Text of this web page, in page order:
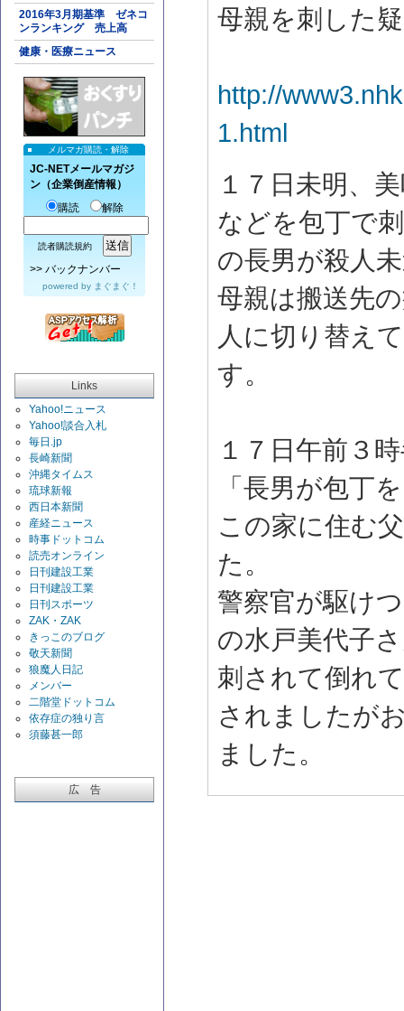
2016年3月期基準 ゼネコ
ンランキング 売上高
健康・医療ニュース
メルマガ購読・解除
JC-NETメールマガジ
ン（企業倒産情報）
購読
解除
読者購読規約
>> バックナンバー
powered by まぐまぐ！
Links
Yahoo!ニュース
Yahoo!談合入札
毎日.jp
長崎新聞
沖縄タイムス
琉球新報
西日本新聞
産経ニュース
時事ドットコム
読売オンライン
日刊建設工業
日刊建設工業
日刊スポーツ
ZAK・ZAK
きっこのブログ
敬天新聞
狼魔人日記
メンバー
二階堂ドットコム
依存症の独り言
須藤甚一郎
広 告
母親を刺した
http://
1.html
１７日未明、
などを包丁で
の長男が殺人
母親は搬送先
人に切り替え
す。
１７日午前３
「長男が包丁
この家に住む
た。
警察官が駆け
の水戸美代子
刺されて倒れ
されましたが
ました。